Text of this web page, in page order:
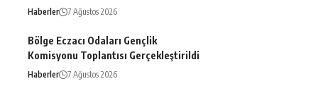
Haberler 7 Ağustos 2026
Bölge Eczacı Odaları Gençlik
Komisyonu Toplantısı Gerçekleştirildi
Haberler 7 Ağustos 2026